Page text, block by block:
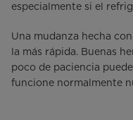
especialmente si el
Una mudanza hecha
la más rápida. Buenas
poco de paciencia
funcione normalmente